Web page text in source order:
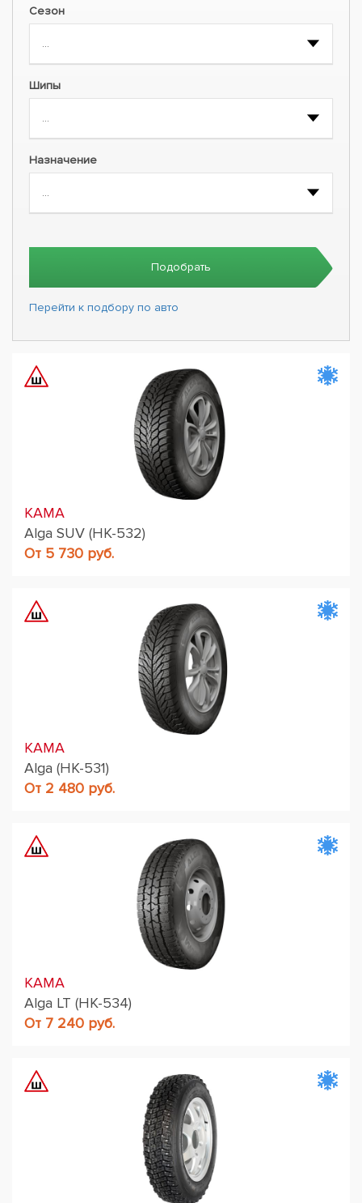
Сезон
Шипы
Назначение
Подобрать
Перейти к подбору по авто
KAMA
Alga SUV (НК-532)
От 5 730 руб.
KAMA
Alga (НК-531)
От 2 480 руб.
KAMA
Alga LT (НК-534)
От 7 240 руб.